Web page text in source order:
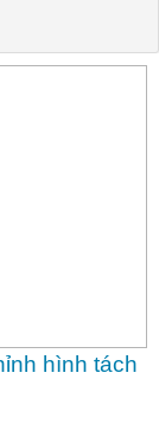
hình tách